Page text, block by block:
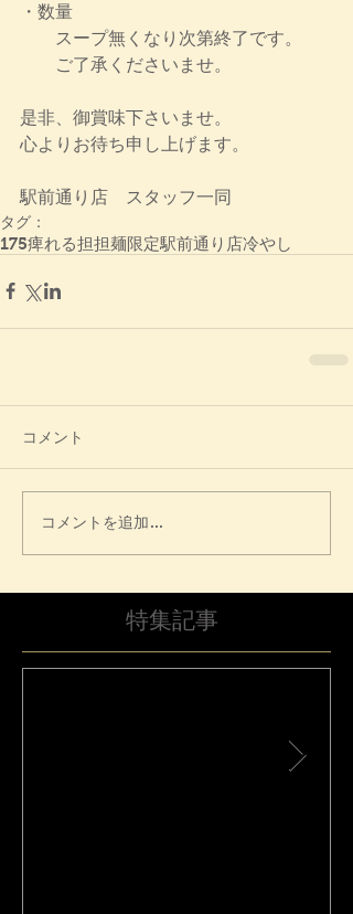
・数量
スープ無くなり次第終了です。
ご了承くださいませ。
是非、御賞味下さいませ。
心よりお待ち申し上げます。
駅前通り店　スタッフ一同
タグ：
175痺れる担担麺限定駅前通り店冷やし
コメント
コメントを追加…
特集記事